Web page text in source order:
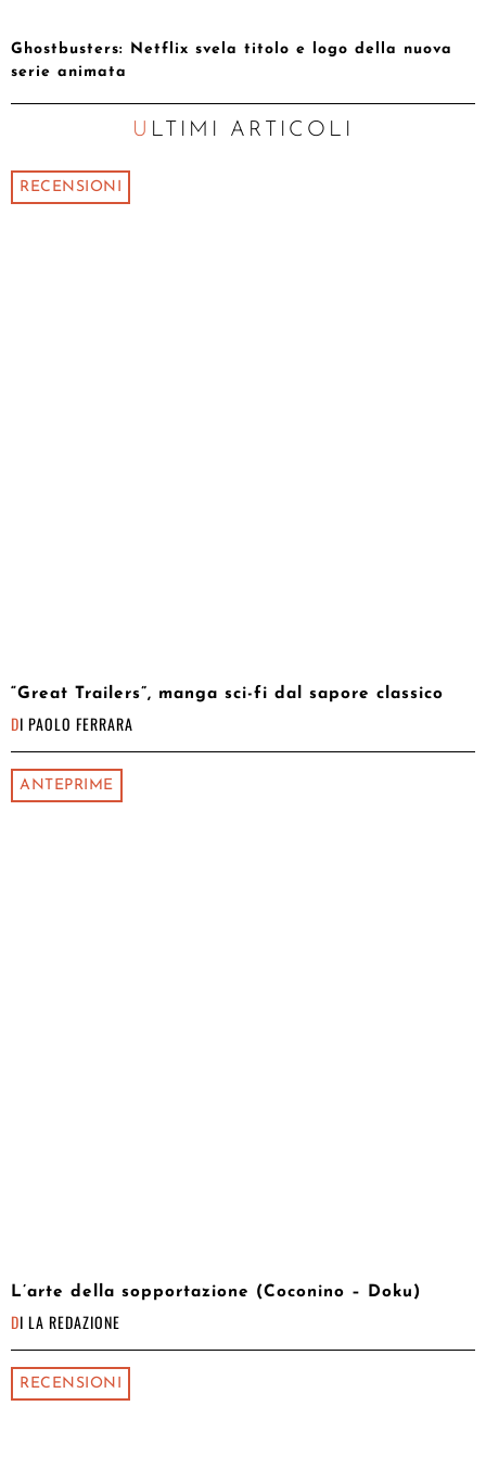
Ghostbusters: Netflix svela titolo e logo della nuova
serie animata
ULTIMI ARTICOLI
RECENSIONI
“Great Trailers”, manga sci-fi dal sapore classico
DI PAOLO FERRARA
ANTEPRIME
L’arte della sopportazione (Coconino – Doku)
DI LA REDAZIONE
RECENSIONI